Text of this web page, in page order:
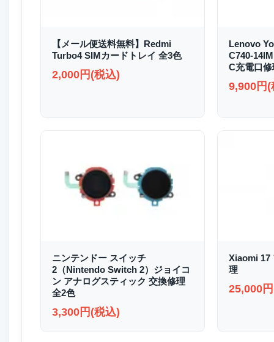
【メール便送料無料】Redmi
Turbo4 SIMカードトレイ 全3色
2,000円(税込)
Lenovo
C740-
C充電口
9,900円(
ニンテンドー スイッチ
2（Nintendo Switch 2）ジョイコ
ン アナログスティック 交換修理
全2色
3,300円(税込)
Xiaomi 17
理
25,000